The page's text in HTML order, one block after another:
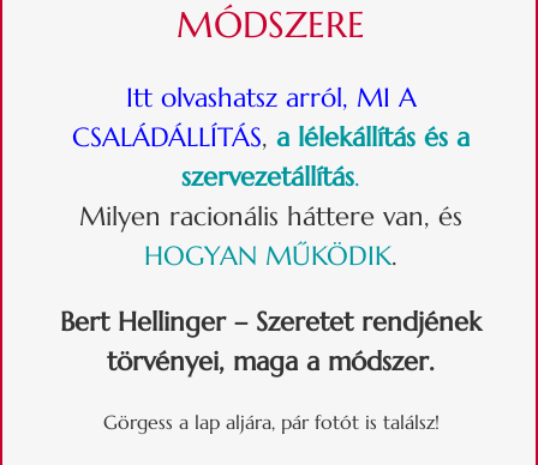
MÓDSZERE
Itt olvashatsz arról, MI A
CSALÁDÁLLÍTÁS, a lélekállítás és a
szervezetállítás.
Milyen racionális háttere van, és
HOGYAN MŰKÖDIK.
Bert Hellinger – Szeretet rendjének
törvényei, maga a módszer.
Görgess a lap aljára, pár fotót is találsz!